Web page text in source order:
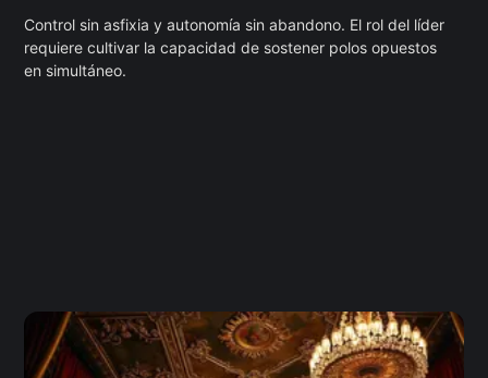
Control sin asfixia y autonomía sin abandono. El rol del líder
requiere cultivar la capacidad de sostener polos opuestos
en simultáneo.